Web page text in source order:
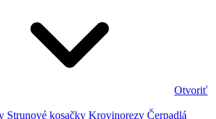
Otvoriť
Strunové kosačky Krovinorezy Čerpadlá